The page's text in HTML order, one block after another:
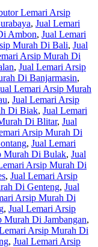
Lemari Arsip
, Jual Lemari
Ambon, Jual Lemari
Murah Di Bali, Jual
Arsip Murah Di
, Jual Lemari Arsip
Di Banjarmasin,
Lemari Arsip Murah
, Jual Lemari Arsip
Di Biak, Jual Lemari
Di Blitar, Jual
Arsip Murah Di
, Jual Lemari
Murah Di Bulak, Jual
Arsip Murah Di
, Jual Lemari Arsip
Di Genteng, Jual
Arsip Murah Di
, Jual Lemari Arsip
Murah Di Jambangan,
Arsip Murah Di
, Jual Lemari Arsip